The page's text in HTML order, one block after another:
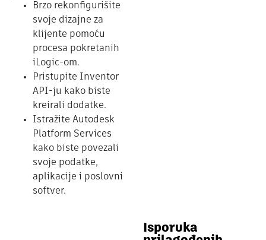
Brzo rekonfigurišite
svoje dizajne za
klijente pomoću
procesa pokretanih
iLogic-om.
Pristupite Inventor
API-ju kako biste
kreirali dodatke.
Istražite Autodesk
Platform Services
kako biste povezali
svoje podatke,
aplikacije i poslovni
softver.
Isporuka